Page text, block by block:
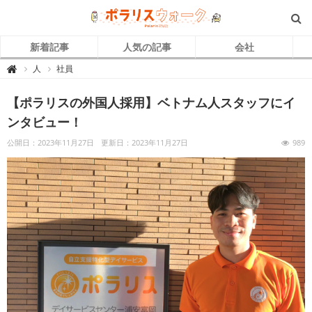
新着記事 人気の記事 会社
 ポ
ウ
ォ
ー
ク
自
支
援
介
護
で
キ
ラ
ッ
と
輝
く
「
ひ
と
」
を
紹
介
人 社員
【ポラリスの外国人採用】ベトナム人スタッフにイ
ンタビュー！
公開日：2023年11月27日 更新日：2023年11月27日 989